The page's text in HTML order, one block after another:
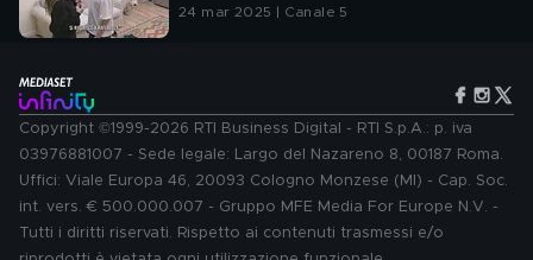
24 mar 2025 | Canale 5
Copyright ©1999-2026 RTI Business Digital - RTI S.p.A.: p. iva
03976881007 - Sede legale: Largo del Nazareno 8, 00187 Roma.
Uffici: Viale Europa 46, 20093 Cologno Monzese (MI) - Cap. Soc.
int. vers. € 500.000.007 - Gruppo MFE Media For Europe N.V. -
Tutti i diritti riservati. Rispetto ai contenuti trasmessi e/o